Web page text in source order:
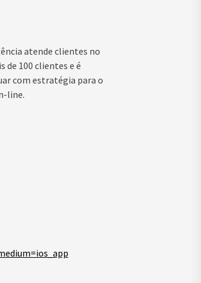
atende clientes no
de 100 clientes e é
com estratégia para o
line.